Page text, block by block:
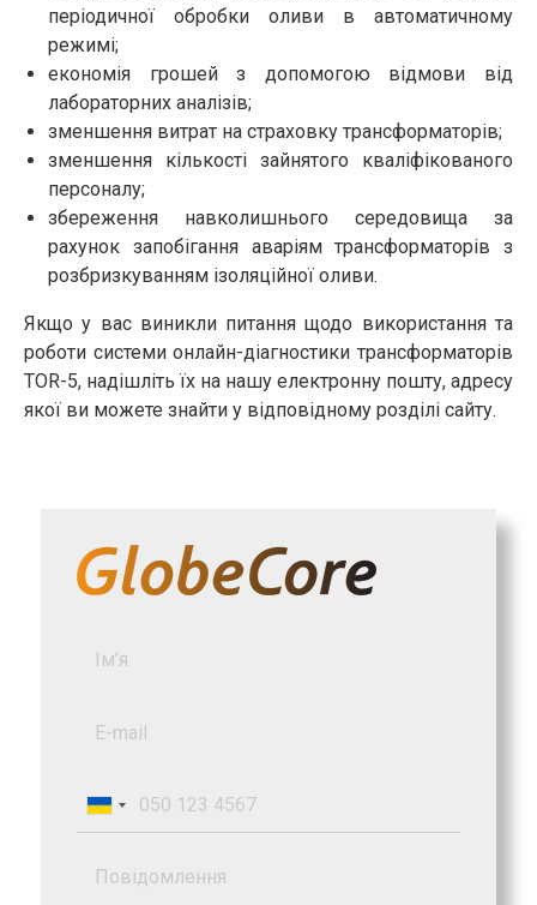
періодичної обробки оливи в автоматичному
режимі;
економія грошей з допомогою відмови від
лабораторних аналізів;
зменшення витрат на страховку трансформаторів;
зменшення кількості зайнятого кваліфікованого
персоналу;
збереження навколишнього середовища за
рахунок запобігання аваріям трансформаторів з
розбризкуванням ізоляційної оливи.
Якщо у вас виникли питання щодо використання та
роботи системи онлайн-діагностики трансформаторів
TOR-5, надішліть їх на нашу електронну пошту, адресу
якої ви можете знайти у відповідному розділі сайту.